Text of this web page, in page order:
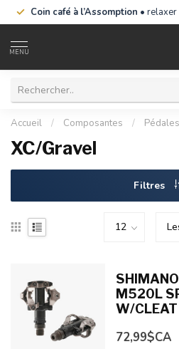
Coin café à l’Assomption •
MENU
Accueil / Composantes / Pédales
XC/Gravel
Filtres
M520L
W/
72,99$CA